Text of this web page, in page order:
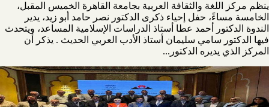
ينظم مركز اللغة والثقافة العربية بجامعة القاهرة الخميس المقبل،
الخامسة مساءً، حفل إحياء ذكرى الدكتور نصر حامد أبو زيد، يدير
الندوة الدكتور أحمد عطا أستاذ الدراسات الإسلامية المساعد، ويتحدث
فيها الدكتور سامي سليمان أستاذ الأدب العربي الحديث . يذكر أن
المركز الذي يديره الدكتور...